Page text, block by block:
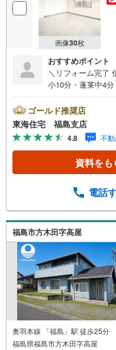
画像30枚
おすすめポイント
＼リフォーム完了
小10分・蓬莱中4
福島で31年の地域
フが中心で、地元
Google口コミでも
のお客様の声も、
ーンのご相談は
でも大丈夫です。
ーションも無料で
ースをご用意して
ども対応可能です
心してご来店くだ
っている今だから
ゴールド推奨店
東海住宅 福島支店
4.8 不
資料をも
電話
福島市方木田字高屋
奥羽本線 「福島」駅 徒歩25分
福島県福島市方木田字高屋